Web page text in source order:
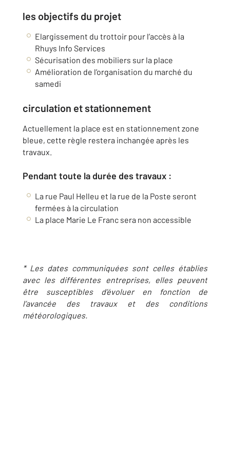
les objectifs du projet
Elargissement du trottoir pour l’accès à la
Rhuys Info Services
Sécurisation des mobiliers sur la place
Amélioration de l’organisation du marché du
samedi
circulation et stationnement
Actuellement la place est en stationnement zone
bleue, cette règle restera inchangée après les
travaux.
Pendant toute la durée des travaux :
La rue Paul Helleu et la rue de la Poste seront
fermées à la circulation
La place Marie Le Franc sera non accessible
* Les dates communiquées sont celles établies
avec les différentes entreprises, elles peuvent
être susceptibles d’évoluer en fonction de
l’avancée des travaux et des conditions
météorologiques.